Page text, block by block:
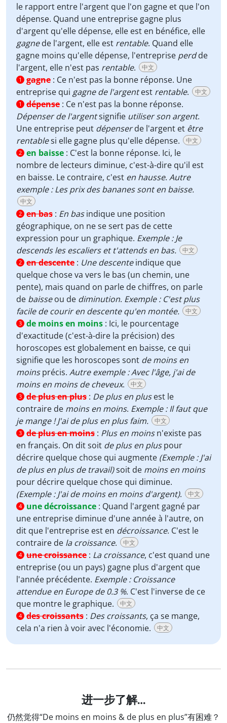
le rapport entre l'argent que l'on gagne et que l'on
dépense. Quand une entreprise gagne plus
d'argent qu'elle dépense, elle est en bénéfice, elle
gagnede l'argent, elle est rentable. Quand elle
gagne moins qu'elle dépense, l'entreprise perdde
l'argent, elle n'est pas rentable. 中文
1 gagne : Ce n'est pas la bonne réponse. Une
entreprise qui gagne de l'argentest rentable. 中文
1 dépense : Ce n'est pas la bonne réponse.
Dépenser de l'argentsignifie utiliser son argent.
Une entreprise peut dépenserde l'argent et être
rentablesi elle gagne plus qu'elle dépense. 中文
2 en baisse : C'est la bonne réponse. Ici, le
nombre de lecteurs diminue, c'est-à-dire qu'il est
en baisse. Le contraire, c'est en hausse. Autre
exemple : Les prix des bananes sont en baisse.
中文
2 en bas : En basindique une position
géographique, on ne se sert pas de cette
expression pour un graphique. Exemple : Je
descends les escaliers et t'attends en bas.
中文
2 en descente : Une descenteindique que
quelque chose va vers le bas (un chemin, une
pente), mais quand on parle de chiffres, on parle
de baisseou de diminution. Exemple : C'est plus
facile de courir en descente qu'en montée.
中文
3 de moins en moins : Ici, le pourcentage
d'exactitude (c'est-à-dire la précision) des
horoscopes est globalement en baisse, ce qui
signifie que les horoscopes sont de moins en
moinsprécis. Autre exemple : Avec l'âge, j'ai de
moins en moins de cheveux. 中文
3 de plus en plus : De plus en plusest le
contraire de moins en moins. Exemple : Il faut que
je mange ! J'ai de plus en plus faim.
中文
3 de plus en moins : Plus en moinsn'existe pas
en français. On dit soit de plus en pluspour
décrire quelque chose qui augmente (Exemple : J'ai
de plus en plus de travail)soit de moins en moins
pour décrire quelque chose qui diminue.
(Exemple : J'ai de moins en moins d'argent). 中文
4 une décroissance : Quand l'argent gagné par
une entreprise diminue d'une année à l'autre, on
dit que l'entreprise est en décroissance. C'est le
contraire de la croissance. 中文
4 une croissance : La croissance, c'est quand une
entreprise (ou un pays) gagne plus d'argent que
l'année précédente. Exemple : Croissance
attendue en Europe de 0.3 %. C'est l'inverse de ce
que montre le graphique.
中文
4 des croissants : Des croissants, ça se mange,
cela n'a rien à voir avec l'économie.
中文
进一步了解…
仍然觉得“De moins en moins & de plus en plus”有困难？